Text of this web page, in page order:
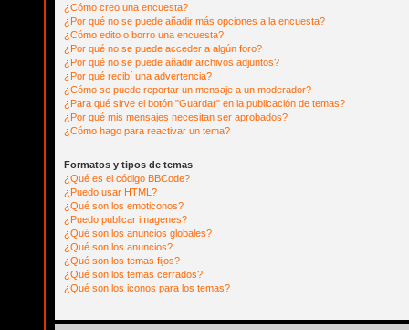
¿Cómo creo una encuesta?
¿Por qué no se puede añadir más opciones a la encuesta?
¿Cómo edito o borro una encuesta?
¿Por qué no se puede acceder a algún foro?
¿Por qué no se puede añadir archivos adjuntos?
¿Por qué recibí una advertencia?
¿Cómo se puede reportar un mensaje a un moderador?
¿Para qué sirve el botón "Guardar" en la publicación de temas?
¿Por qué mis mensajes necesitan ser aprobados?
¿Cómo hago para reactivar un tema?
Formatos y tipos de temas
¿Qué es el código BBCode?
¿Puedo usar HTML?
¿Qué son los emoticonos?
¿Puedo publicar imagenes?
¿Qué son los anuncios globales?
¿Qué son los anuncios?
¿Qué son los temas fijos?
¿Qué son los temas cerrados?
¿Qué son los iconos para los temas?